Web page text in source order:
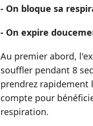
- On bloque sa
- On expire
Au premier abord,
souffler pendant 8
prendrez rapidement
compte pour
respiration.